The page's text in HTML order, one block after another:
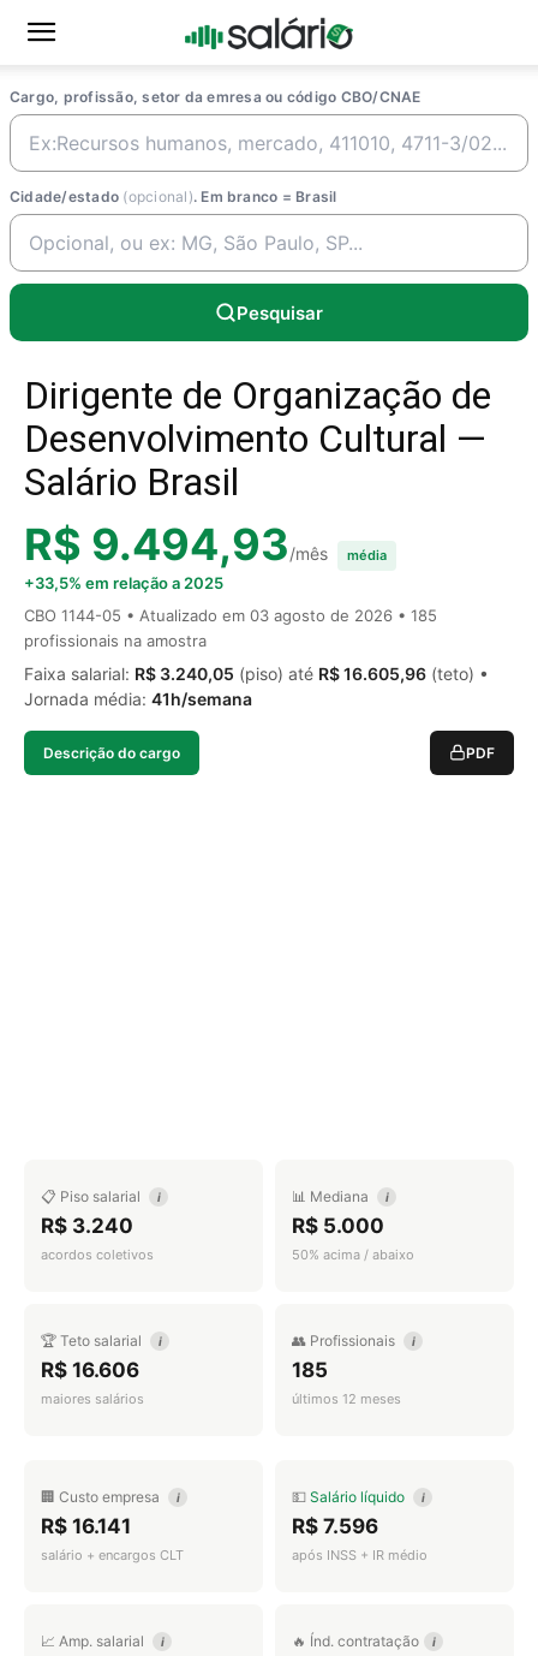
Cargo, profissão, setor da emresa ou código CBO/CNAE
Cidade/estado (opcional). Em branco = Brasil
Pesquisar
Dirigente de Organização de
Desenvolvimento Cultural —
Salário Brasil
R$ 9.494,93/mês média
+33,5% em relação a 2025
CBO 1144-05 • Atualizado em 03 agosto de 2026 • 185
profissionais na amostra
Faixa salarial: R$ 3.240,05 (piso) até R$ 16.605,96 (teto) •
Jornada média: 41h/semana
Descrição do cargo PDF
📋 Piso salarial i
R$ 3.240
acordos coletivos
📊 Mediana i
R$ 5.000
50% acima / abaixo
🏆 Teto salarial i
R$ 16.606
maiores salários
👥 Profissionais i
185
últimos 12 meses
🏢 Custo empresa i
R$ 16.141
salário + encargos CLT
💵 Salário líquido i
R$ 7.596
após INSS + IR médio
📈 Amp. salarial i 🔥 Índ. contratação i